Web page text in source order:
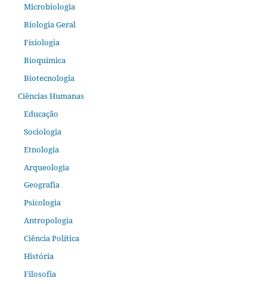
Microbiologia
Biologia Geral
Fisiologia
Bioquímica
Biotecnologia
Ciências Humanas
Educação
Sociologia
Etnologia
Arqueologia
Geografia
Psicologia
Antropologia
Ciência Política
História
Filosofia